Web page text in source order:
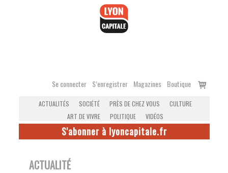
Se connecter S’enregistrer Magazines Boutique
Voir
ACTUALITÉS SOCIÉTÉ PRÈS DE CHEZ VOUS
CULTURE
ART DE VIVRE
POLITIQUE VIDÉOS
S'abonner à lyoncapitale.fr
ACTUALITÉ